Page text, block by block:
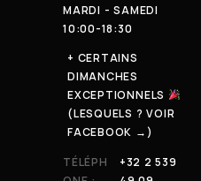
MARDI - SAMEDI
10:00-18:30
+ CERTAINS
DIMANCHES
EXCEPTIONNELS
(LESQUELS ? VOIR
FACEBOOK →)
TÉLÉPH
+32 2 539